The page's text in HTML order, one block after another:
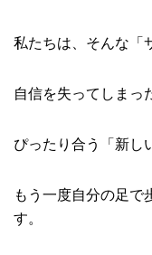
私たちは、そんな「
自信を失ってしまっ
ぴったり合う「新し
もう一度自分の足で
す。